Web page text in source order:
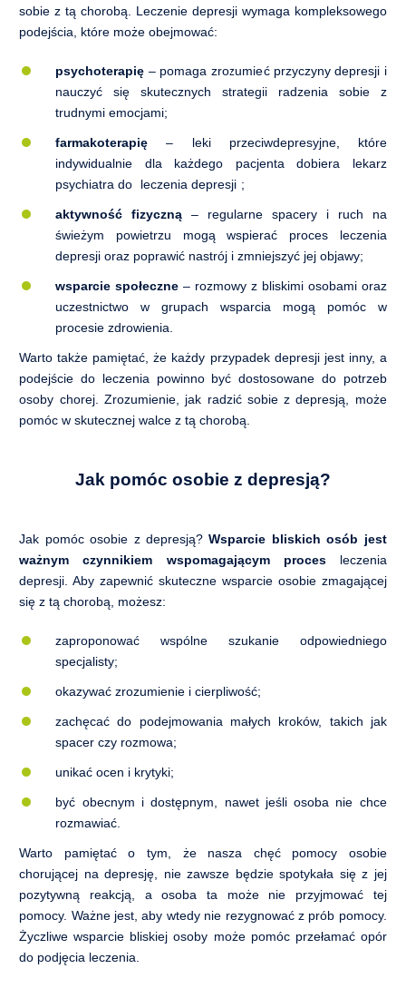
sobie z tą chorobą. Leczenie depresji wymaga kompleksowego
podejścia, które może obejmować:
psychoterapię – pomaga zrozumieć przyczyny depresji i
nauczyć się skutecznych strategii radzenia sobie z
trudnymi emocjami;
farmakoterapię– leki przeciwdepresyjne, które
indywidualnie dla każdego pacjenta dobiera lekarz
psychiatra do
leczenia depresji ;
aktywność fizyczną– regularne spacery i ruch na
świeżym powietrzu mogą wspierać proces leczenia
depresji oraz poprawić nastrój i zmniejszyć jej objawy;
wsparcie społeczne – rozmowy z bliskimi osobami oraz
uczestnictwo w grupach wsparcia mogą pomóc w
procesie zdrowienia.
Warto także pamiętać, że każdy przypadek depresji jest inny, a
podejście do leczenia powinno być dostosowane do potrzeb
osoby chorej. Zrozumienie, jak radzić sobie z depresją, może
pomóc w skutecznej walce z tą chorobą.
Jak pomóc osobie z depresją?
Jak pomóc osobie z depresją?Wsparcie bliskich osób jest
ważnym czynnikiem wspomagającym procesleczenia
depresji. Aby zapewnić skuteczne wsparcie osobie zmagającej
się z tą chorobą, możesz:
zaproponować wspólne szukanie odpowiedniego
specjalisty;
okazywać zrozumienie i cierpliwość;
zachęcać do podejmowania małych kroków, takich jak
spacer czy rozmowa;
unikać ocen i krytyki;
być obecnym i dostępnym, nawet jeśli osoba nie chce
rozmawiać.
Warto pamiętać o tym, że nasza chęć pomocy osobie
chorującej na depresję, nie zawsze będzie spotykała się z jej
pozytywną reakcją, a osoba ta może nie przyjmować tej
pomocy. Ważne jest, aby wtedy nie rezygnować z prób pomocy.
Życzliwe wsparcie bliskiej osoby może pomóc przełamać opór
do podjęcia leczenia.